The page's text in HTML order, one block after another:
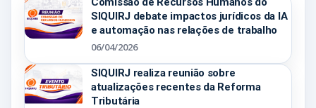
SIQUIRJ debate impactos jurídicos da IA
e automação nas relações de trabalho
06/04/2026
SIQUIRJ realiza reunião sobre
atualizações recentes da Reforma
Tributária